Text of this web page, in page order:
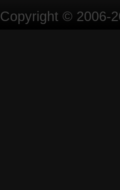
Copyright © 2006-